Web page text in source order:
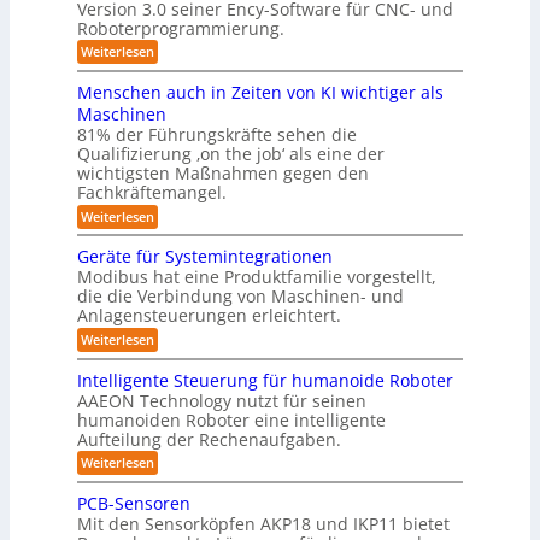
g
s
l
ö
s
u
n
g
e
n
r
a
s
y
s
t
e
m
f
ü
r
R
o
b
o
t
i
k
u
n
d
L
o
g
r
f
ü
r
I
n
d
u
s
t
r
i
e
r
b
o
t
e
r
l
e
i
c
h
v
o
n
m
i
l
i
t
ä
r
i
s
c
h
e
r
B
o
d
e
n
r
o
o
t
S
t
a
t
i
o
n
e
n
-
S
c
h
w
i
ß
c
o
b
o
t
Version 3.0 seiner Ency-Software für CNC- und
Roboterprogrammierung.
Weiterlesen:
P
ä
s
e
n
t
a
t
i
o
n
v
o
n
E
n
c
y
3
.
0
Menschen auch in Zeiten von KI wichtiger als
Maschinen
81% der Führungskräfte sehen die
Qualifizierung ‚on the job‘ als eine der
wichtigsten Maßnahmen gegen den
Fachkräftemangel.
Weiterlesen:
M
n
s
c
h
e
n
a
u
c
h
i
n
Z
e
i
t
e
Geräte für Systemintegrationen
Modibus hat eine Produktfamilie vorgestellt,
die die Verbindung von Maschinen- und
Anlagensteuerungen erleichtert.
Weiterlesen:
G
e
r
ä
t
e
f
ü
S
y
Intelligente Steuerung für humanoide Roboter
AAEON Technology nutzt für seinen
humanoiden Roboter eine intelligente
Aufteilung der Rechenaufgaben.
Weiterlesen:
I
t
e
PCB-Sensoren
Mit den Sensorköpfen AKP18 und IKP11 bietet